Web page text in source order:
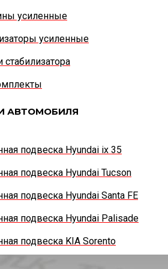
написать сообщение
сообщение
усиленные
усиленные
стабилизатора
АВТОМОБИЛЯ
подвеска Hyundai ix 35
подвеска Hyundai Tucson
подвеска Hyundai Santa FE
подвеска Hyundai Palisade
подвеска KIA Sorento
пружины